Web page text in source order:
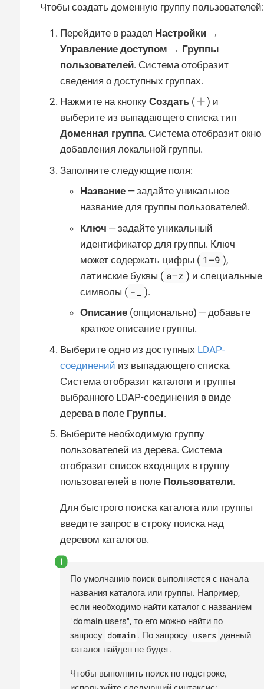
Чтобы создать доменную группу пользователей:
Перейдите в раздел Настройки →
Управление доступом → Группы
пользователей. Система отобразит
сведения о доступных группах.
Нажмите на кнопку Создать (
) и
выберите из выпадающего списка тип
Доменная группа. Система отобразит окно
добавления локальной группы.
Заполните следующие поля:
Название — задайте уникальное
название для группы пользователей.
Ключ — задайте уникальный
идентификатор для группы. Ключ
может содержать цифры ( 1—​9 ),
латинские буквы ( a—​z ) и специальные
символы ( -_
).
Описание (опционально) — добавьте
краткое описание группы.
Выберите одно из доступных LDAP-
соединений из выпадающего списка.
Система отобразит каталоги и группы
выбранного LDAP-соединения в виде
дерева в поле Группы.
Выберите необходимую группу
пользователей из дерева. Система
отобразит список входящих в группу
пользователей в поле Пользователи.
Для быстрого поиска каталога или группы
введите запрос в строку поиска над
деревом каталогов.
По умолчанию поиск выполняется с начала
названия каталога или группы. Например,
если необходимо найти каталог с названием
"domain users", то его можно найти по
запросу domain . По запросу users данный
каталог найден не будет.
Чтобы выполнить поиск по подстроке,